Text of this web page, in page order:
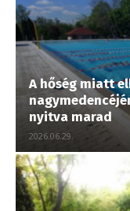
A hőség miatt
nyitva marad
2026.06.29.